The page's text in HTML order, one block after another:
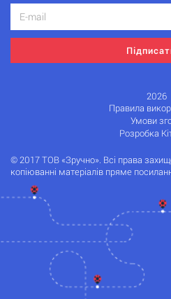
2026
Правила
Умови
Розробка
© 2017 ТОВ «Зручно». Всі права
копіюванні матеріалів пряме